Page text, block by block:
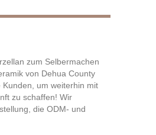
zum Selbermachen
von Dehua County
um weiterhin mit
zu schaffen! Wir
die ODM- und